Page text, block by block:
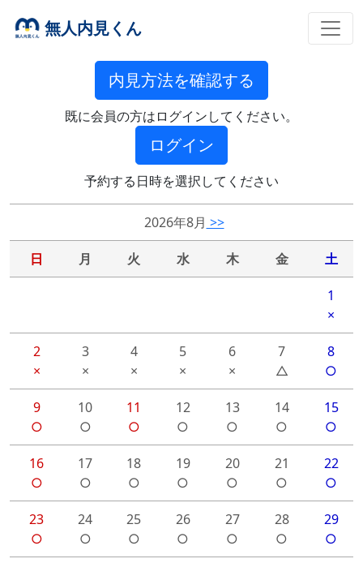
無人内見くん
内見方法を確認する
既に会員の方はログインしてください。
ログイン
予約する日時を選択してください
2026年8月 >>
日 月 火 水 木 金 土
1
×
2
×
3
×
4
×
5
×
6
×
7
△
8
○
9
○
10
○
11
○
12
○
13
○
14
○
15
○
16
○
17
○
18
○
19
○
20
○
21
○
22
○
23
○
24
○
25
○
26
○
27
○
28
○
29
○